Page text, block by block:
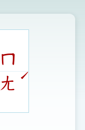
示
圖
ㄇ
ㄤˊ